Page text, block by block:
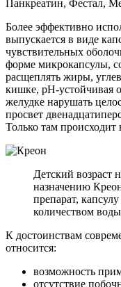
Панкреатин, Фестал,
Более эффективно
выпускается в виде
чувствительных
форме микрокапсулы,
расщеплять жиры,
кишке, pH-устойчивая
желудке нарушать
просвет
Только там
Детский возраст
назначению
препарат,
количеством
К достоинствам
относится:
возможность
отсутствие